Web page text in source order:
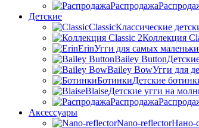
Распродажа
Детские
ClassicКлассические
Коллекция
ErinУгги для самых
Bailey Button
Bailey BowУгги для
БотинкиДетские
BlaiseДетские угги на
Распродажа
Аксессуары
Nano-reflectorНано-